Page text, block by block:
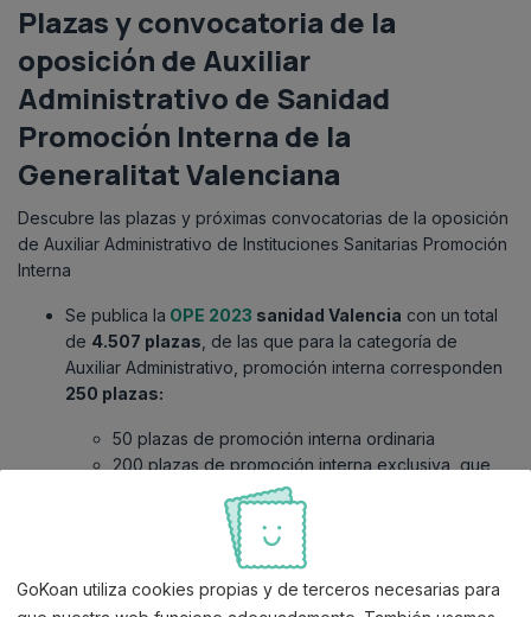
Plazas y convocatoria de la
oposición de Auxiliar
Administrativo de Sanidad
Promoción Interna de la
Generalitat Valenciana
Descubre las plazas y próximas convocatorias de la oposición
de Auxiliar Administrativo de Instituciones Sanitarias Promoción
Interna
Se publica la OPE 2023 sanidad Valencia con un total
de 4.507 plazas , de las que para la categoría de
Auxiliar Administrativo, promoción interna corresponden
250 plazas:
50 plazas de promoción interna ordinaria
200 plazas de promoción interna exclusiva, que
no se acumularán a otros sistemas si quedasen
Por otro lado, en laOEP 2024se incluyen 51 plazas de
GoKoan utiliza cookies propias y de terceros necesarias para